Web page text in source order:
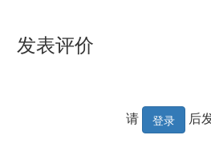
发表评价
请 登录 后